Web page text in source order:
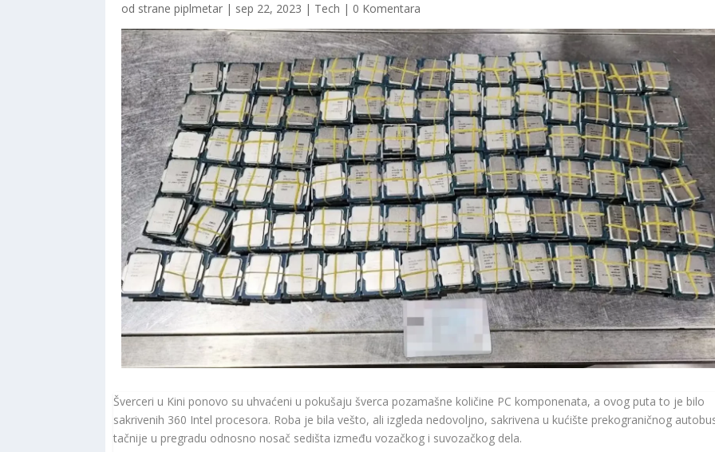
od strane piplmetar | sep 22, 2023 | Tech | 0 Komentara
Šverceri u Kini ponovo su uhvaćeni u pokušaju šverca pozamašne količine PC komponenata, a ovog puta to je bilo
sakrivenih 360 Intel procesora. Roba je bila vešto, ali izgleda nedovoljno, sakrivena u kućište prekograničnog
tačnije u pregradu odnosno nosač sedišta između vozačkog i suvozačkog dela.